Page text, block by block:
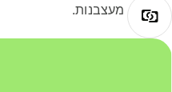
מעצבנות.